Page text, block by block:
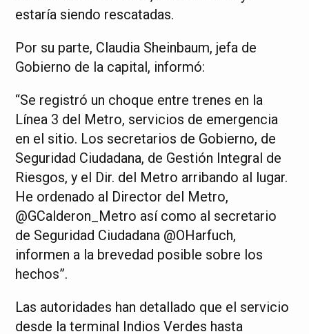
estaría siendo rescatadas.
Por su parte, Claudia Sheinbaum, jefa de
Gobierno de la capital, informó:
“Se registró un choque entre trenes en la
Línea 3 del Metro, servicios de emergencia
en el sitio. Los secretarios de Gobierno, de
Seguridad Ciudadana, de Gestión Integral de
Riesgos, y el Dir. del Metro arribando al lugar.
He ordenado al Director del Metro,
@GCalderon_Metro así como al secretario
de Seguridad Ciudadana @OHarfuch,
informen a la brevedad posible sobre los
hechos”.
Las autoridades han detallado que el servicio
desde la terminal Indios Verdes hasta